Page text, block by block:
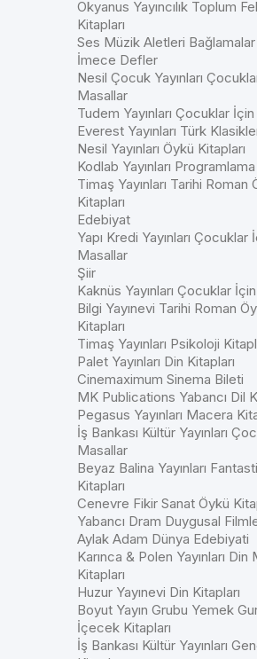
Okyanus Yayıncılık Toplum
Kitapları
Ses Müzik Aletleri Bağlamalar
İmece Defler
Nesil Çocuk Yayınları
Masallar
Tudem Yayınları Çocuklar
Everest Yayınları Türk
Nesil Yayınları Öykü Kitapları
Kodlab Yayınları
Timaş Yayınları Tarihi Roman
Kitapları
Edebiyat
Yapı Kredi Yayınları Çocuklar
Masallar
Şiir
Kaknüs Yayınları Çocuklar
Bilgi Yayınevi Tarihi Roman
Kitapları
Timaş Yayınları Psikoloji
Palet Yayınları Din Kitapları
Cinemaximum Sinema Bileti
MK Publications Yabancı Dil
Pegasus Yayınları Macera
İş Bankası Kültür Yayınları
Masallar
Beyaz Balina Yayınları
Kitapları
Cenevre Fikir Sanat Öykü
Yabancı Dram Duygusal
Aylak Adam Dünya Edebiyati
Karınca & Polen Yayınları Din
Kitapları
Huzur Yayınevi Din Kitapları
Boyut Yayın Grubu Yemek
İçecek Kitapları
İş Bankası Kültür Yayınları